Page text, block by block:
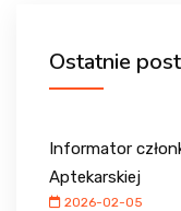
Ostatnie
Informator
Aptekarskiej
2026-02-05